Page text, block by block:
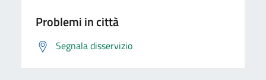
Problemi in città
Segnala disservizio